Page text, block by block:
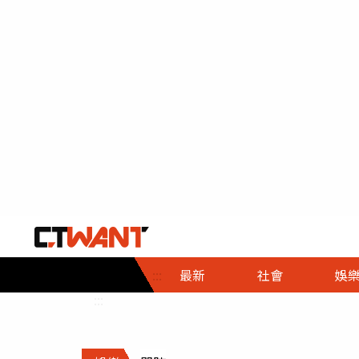
::: 最新 社會
社會首頁
時事
調查
娛樂
娛樂首頁
即時
財經首頁
熱線
政